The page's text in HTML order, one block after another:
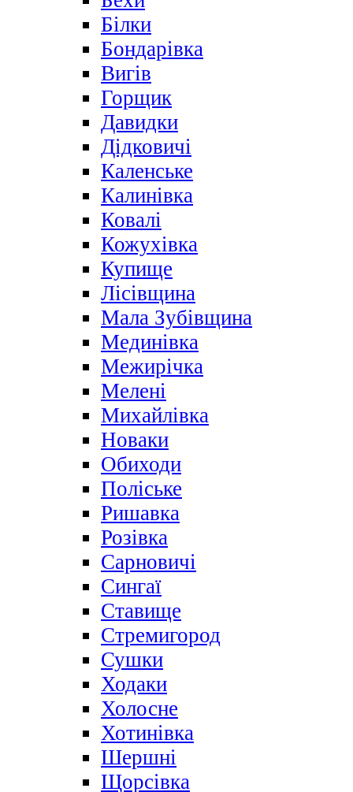
Білки
Бондарівка
Вигів
Горщик
Давидки
Дідковичі
Каленське
Калинівка
Ковалі
Кожухівка
Купище
Лісівщина
Мала Зубівщина
Мединівка
Межирічка
Мелені
Михайлівка
Новаки
Обиходи
Поліське
Ришавка
Розівка
Сарновичі
Сингаї
Ставище
Стремигород
Сушки
Ходаки
Холосне
Хотинівка
Шершні
Щорсівка